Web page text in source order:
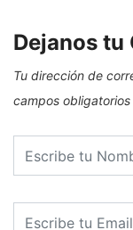
Dejanos tu
Tu dirección de
campos